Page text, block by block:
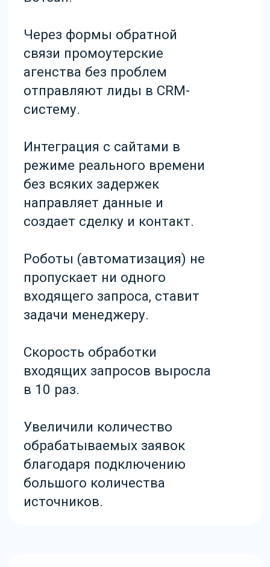
У руководителей есть
прозрачной и понятной
системе аналитике.
+7
что ознакомлен сполитикой конфиденциальности и даю
согласие на обработку персональных данных
Настроим
правильно все
процессы в CRM